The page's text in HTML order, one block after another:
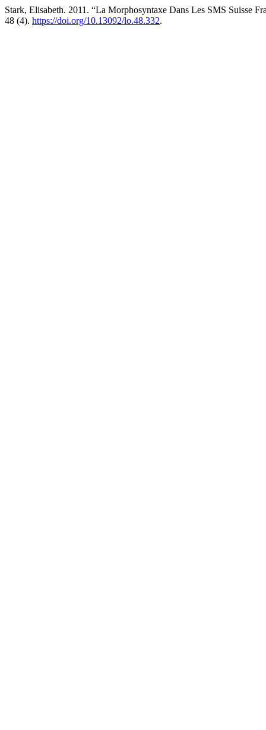
Stark, Elisabeth. 2011. “La Morphosyntaxe Dans Les SMS Suisse
48 (4). https://doi.org/10.13092/lo.48.332.